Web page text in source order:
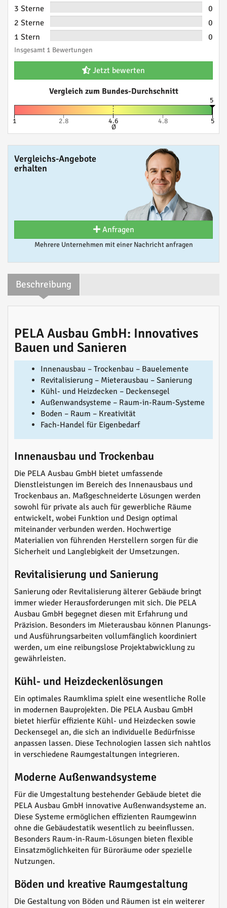
3 Sterne
0
2 Sterne
0
1 Stern
0
Insgesamt 1 Bewertungen
Jetzt bewerten
Vergleich zum Bundes-Durchschnitt
5
1 2.8 4.6
Ø
4.8 5
Vergleichs-Angebote
erhalten
Anfragen
Mehrere Unternehmen mit einer Nachricht anfragen
Beschreibung
PELA Ausbau GmbH: Innovatives
Bauen und Sanieren
Innenausbau – Trockenbau – Bauelemente
Revitalisierung – Mieterausbau – Sanierung
Kühl- und Heizdecken – Deckensegel
Außenwandsysteme – Raum-in-Raum-Systeme
Boden – Raum – Kreativität
Fach-Handel für Eigenbedarf
Innenausbau und Trockenbau
Die PELA Ausbau GmbH bietet umfassende
Dienstleistungen im Bereich des Innenausbaus und
Trockenbaus an. Maßgeschneiderte Lösungen werden
sowohl für private als auch für gewerbliche Räume
entwickelt, wobei Funktion und Design optimal
miteinander verbunden werden. Hochwertige
Materialien von führenden Herstellern sorgen für die
Sicherheit und Langlebigkeit der Umsetzungen.
Revitalisierung und Sanierung
Sanierung oder Revitalisierung älterer Gebäude bringt
immer wieder Herausforderungen mit sich. Die PELA
Ausbau GmbH begegnet diesen mit Erfahrung und
Präzision. Besonders im Mieterausbau können Planungs-
und Ausführungsarbeiten vollumfänglich koordiniert
werden, um eine reibungslose Projektabwicklung zu
gewährleisten.
Kühl- und Heizdeckenlösungen
Ein optimales Raumklima spielt eine wesentliche Rolle
in modernen Bauprojekten. Die PELA Ausbau GmbH
bietet hierfür effiziente Kühl- und Heizdecken sowie
Deckensegel an, die sich an individuelle Bedürfnisse
anpassen lassen. Diese Technologien lassen sich nahtlos
in verschiedene Raumgestaltungen integrieren.
Moderne Außenwandsysteme
Für die Umgestaltung bestehender Gebäude bietet die
PELA Ausbau GmbH innovative Außenwandsysteme an.
Diese Systeme ermöglichen effizienten Raumgewinn
ohne die Gebäudestatik wesentlich zu beeinflussen.
Besonders Raum-in-Raum-Lösungen bieten flexible
Einsatzmöglichkeiten für Büroräume oder spezielle
Nutzungen.
Böden und kreative Raumgestaltung
Die Gestaltung von Böden und Räumen ist ein weiterer